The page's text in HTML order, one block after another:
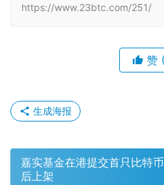
https://www.23btc.com/251/
赞
生成海报
嘉实基金在港提交首只比特
后上架